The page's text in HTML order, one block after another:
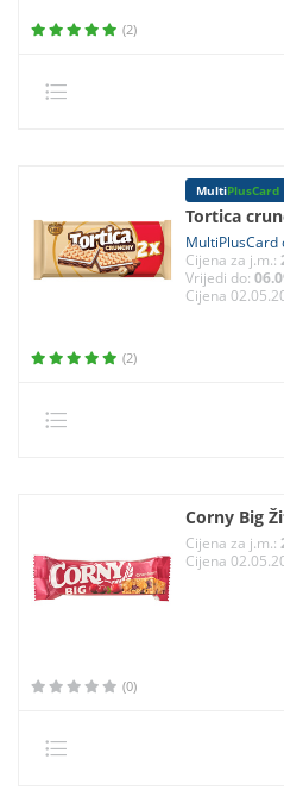
(2)
MultiPlusCard
Tortica
MultiPlusCard
Cijena za j.m.:
Vrijedi do:
Cijena
(2)
Corny Big
Cijena za j.m.:
Cijena
(0)